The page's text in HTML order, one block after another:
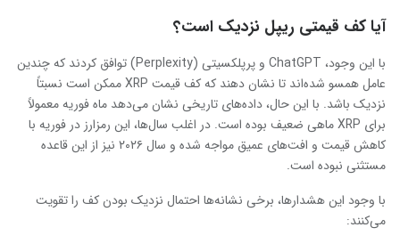
آیا کف قیمتی ریپل نزدیک است؟
با این وجود، ChatGPT و پرپلکسیتی (Perplexity) توافق کردند که چندین
عامل همسو شده‌اند تا نشان دهند که کف قیمت XRP ممکن است نسبتاً
نزدیک باشد. با این حال، داده‌های تاریخی نشان می‌دهد ماه فوریه معمولاً
برای XRP ماهی ضعیف بوده است. در اغلب سال‌ها، این رمزارز در فوریه با
کاهش قیمت و افت‌های عمیق مواجه شده و سال ۲۰۲۶ نیز از این قاعده
مستثنی نبوده است.
با وجود این هشدارها، برخی نشانه‌ها احتمال نزدیک بودن کف را تقویت
می‌کنند: